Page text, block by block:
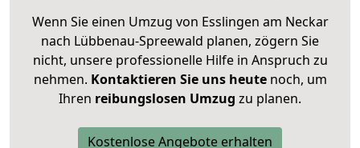
Wenn Sie einen Umzug von Esslingen am Neckar
nach Lübbenau-Spreewald planen, zögern Sie
nicht, unsere professionelle Hilfe in Anspruch zu
nehmen. Kontaktieren Sie uns heutenoch, um
Ihren reibungslosen Umzug zu planen.
Kostenlose Angebote erhalten